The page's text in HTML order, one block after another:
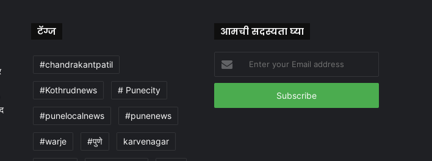
टॅग्ज
#chandrakantpatil
#Kothrudnews # Punecity
#punelocalnews #punenews
#warje #पुणे karvenagar
आमची सदस्यता घ्या
Enter
your
Email